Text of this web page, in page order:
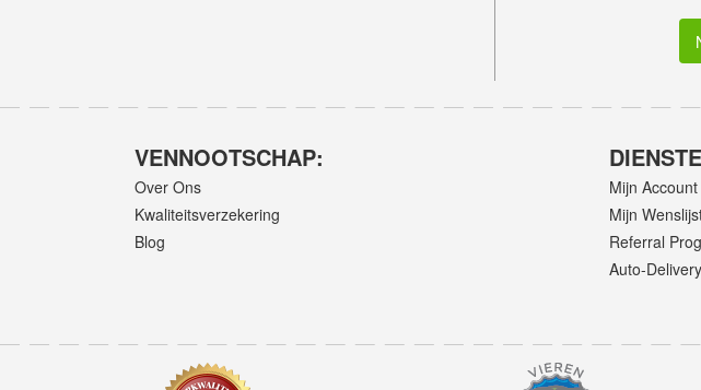
VENNOOTSCHAP:
Over Ons
Kwaliteitsverzekering
Blog
Mijn Account
Mijn
Referral
Auto-